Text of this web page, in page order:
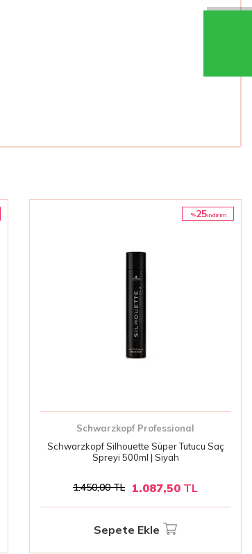
%25i̇ndirim
Schwarzkopf Professional
Schwarzkopf Silhouette Süper Tutucu Saç
Spreyi 500ml | Siyah
1.450,00TL 1.087,50 TL
Sepete Ekle